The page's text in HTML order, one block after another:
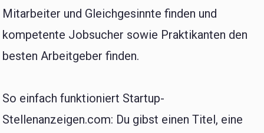
Mitarbeiter und Gleichgesinnte finden und
kompetente Jobsucher sowie Praktikanten den
besten Arbeitgeber finden.
So einfach funktioniert Startup-
Stellenanzeigen.com: Du gibst einen Titel, eine